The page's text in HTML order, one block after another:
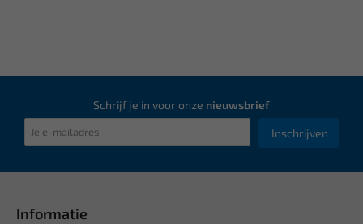
Schrijf je in voor onze nieuwsbrief
Inschrijven
Informatie